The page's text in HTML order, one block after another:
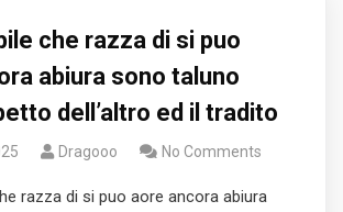
che razza di si puo
abiura sono taluno
dell’altro ed il tradito
Dragooo No Comments
razza di si puo aore ancora abiura